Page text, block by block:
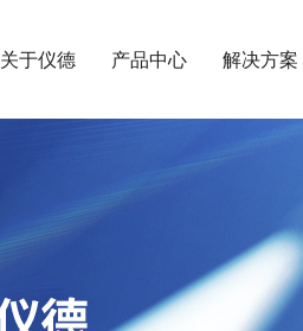
关于仪德 产品中心 解决方案